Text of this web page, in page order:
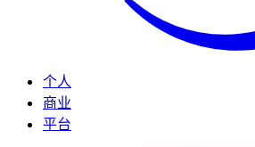
个人
商业
平台